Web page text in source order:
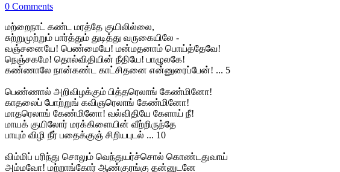
0 Comments
மற்றைநாட் கண்ட மரத்தே குயிலில்லை,
சுற்றுமுற்றும் பார்த்தும் துடித்து வருகையிலே -
வஞ்சனையே! பெண்மையே! மன்மதனாம் பொய்த்தேவே!
நெஞ்சகமே! தொல்விதியின் நீதியே! பாழுலகே!
கண்ணாலே நான்கண்ட காட்சிதனை என்னுரைப்பேன்! ... 5
பெண்ணால் அறிவிழக்கும் பித்தரெலாங் கேண்மினோ!
காதலைப் போற்றுங் கவிஞரெலாங் கேண்மினோ!
மாதரெலாங் கேண்மினோ! வல்விதியே கேளாய் நீ!
மாயக் குயிலோர் மரக்கிளையின் வீற்றிருந்தே
பாயும் விழி நீர் பதைக்குஞ் சிறியபுடல் ... 10
விம்மிப் பரிந்து சொலும் வெந்துயர்ச்சொல் கொண்டதுவாய்
அம்மவோ! மற்றாங்கோர் ஆண்குரங்கு தன்னுடனே